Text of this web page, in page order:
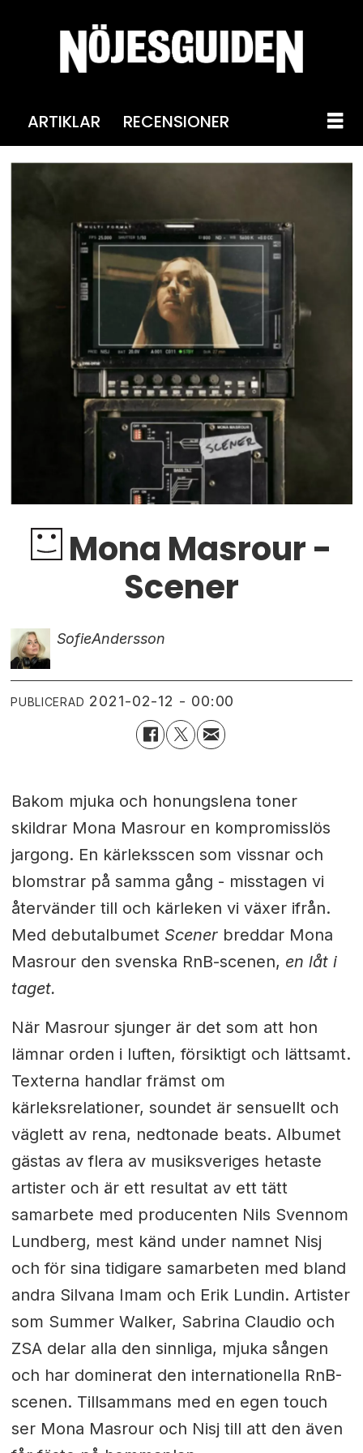
ARTIKLAR RECENSIONER
Mona Masrour -
Scener
SofieAndersson
PUBLICERAD 2021-02-12 - 00:00
Bakom mjuka och honungslena toner
skildrar Mona Masrour en kompromisslös
jargong. En kärleksscen som vissnar och
blomstrar på samma gång - misstagen vi
återvänder till och kärleken vi växer ifrån.
Med debutalbumet Scenerbreddar Mona
Masrour den svenska RnB-scenen, en låt i
taget.
När Masrour sjunger är det som att hon
lämnar orden i luften, försiktigt och lättsamt.
Texterna handlar främst om
kärleksrelationer, soundet är sensuellt och
väglett av rena, nedtonade beats. Albumet
gästas av flera av musiksveriges hetaste
artister och är ett resultat av ett tätt
samarbete med producenten Nils Svennom
Lundberg, mest känd under namnet Nisj
och för sina tidigare samarbeten med bland
andra Silvana Imam och Erik Lundin. Artister
som Summer Walker, Sabrina Claudio och
ZSA delar alla den sinnliga, mjuka sången
och har dominerat den internationella RnB-
scenen. Tillsammans med en egen touch
ser Mona Masrour och Nisj till att den även